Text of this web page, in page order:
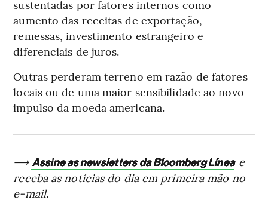
sustentadas por fatores internos como
aumento das receitas de exportação,
remessas, investimento estrangeiro e
diferenciais de juros.
Outras perderam terreno em razão de fatores
locais ou de uma maior sensibilidade ao novo
impulso da moeda americana.
⟶ Assine as newsletters da Bloomberg Línea e
receba as notícias do dia em primeira mão no
e-mail.